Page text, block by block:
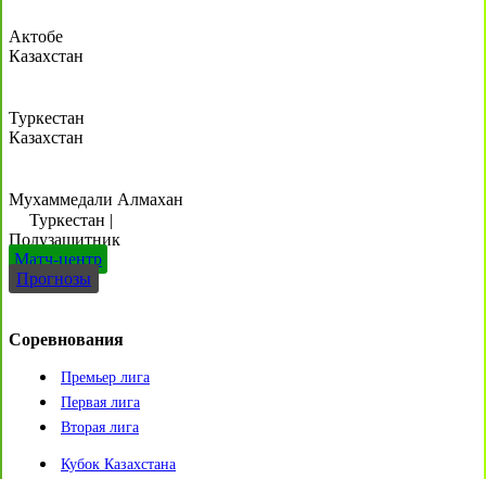
Актобе
Казахстан
Туркестан
Казахстан
Мухаммедали Алмахан
Туркестан |
Полузащитник
Матч-центр
Прогнозы
Соревнования
Премьер лига
Первая лига
Вторая лига
Кубок Казахстана